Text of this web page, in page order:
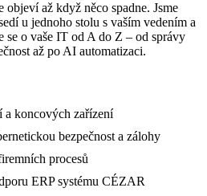
objeví až když něco spadne. Jsme
u jednoho stolu s vaším vedením a
se o vaše IT od A do Z – od správy
až po AI automatizaci.
a koncových zařízení
bezpečnost a zálohy
procesů
ERP systému CÉZAR